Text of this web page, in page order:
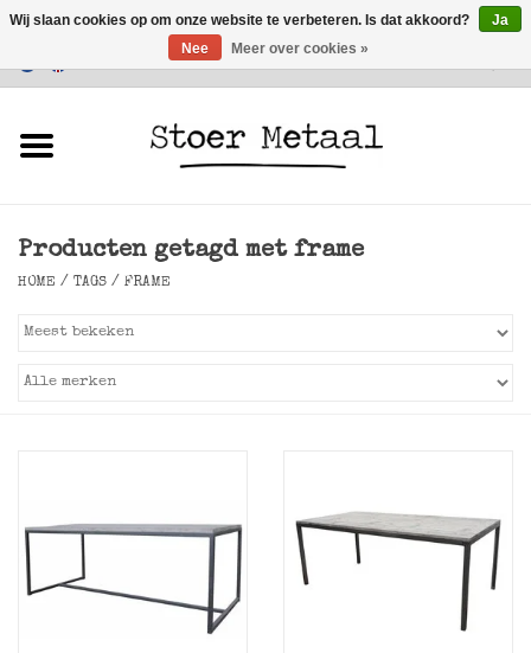
Klantenservice
Verlichting
SALE
Producten getagd met frame
HOME / TAGS / FRAME
Wij slaan cookies op om onze website te verbeteren. Is dat akkoord?
Ja
Nee
Meer over cookies »